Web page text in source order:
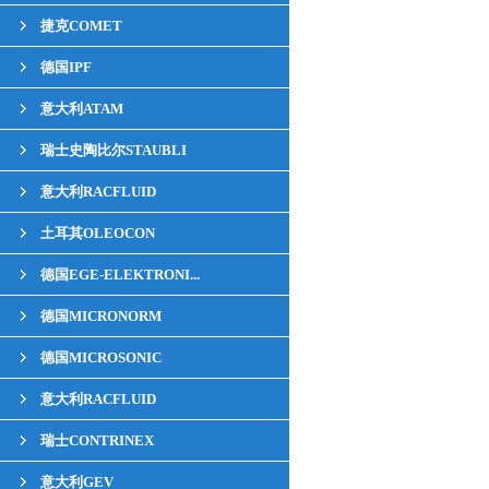
捷克COMET
德国IPF
意大利ATAM
瑞士史陶比尔STAUBLI
意大利RACFLUID
土耳其OLEOCON
德国EGE-ELEKTRONI...
德国MICRONORM
德国MICROSONIC
意大利RACFLUID
瑞士CONTRINEX
意大利GEV